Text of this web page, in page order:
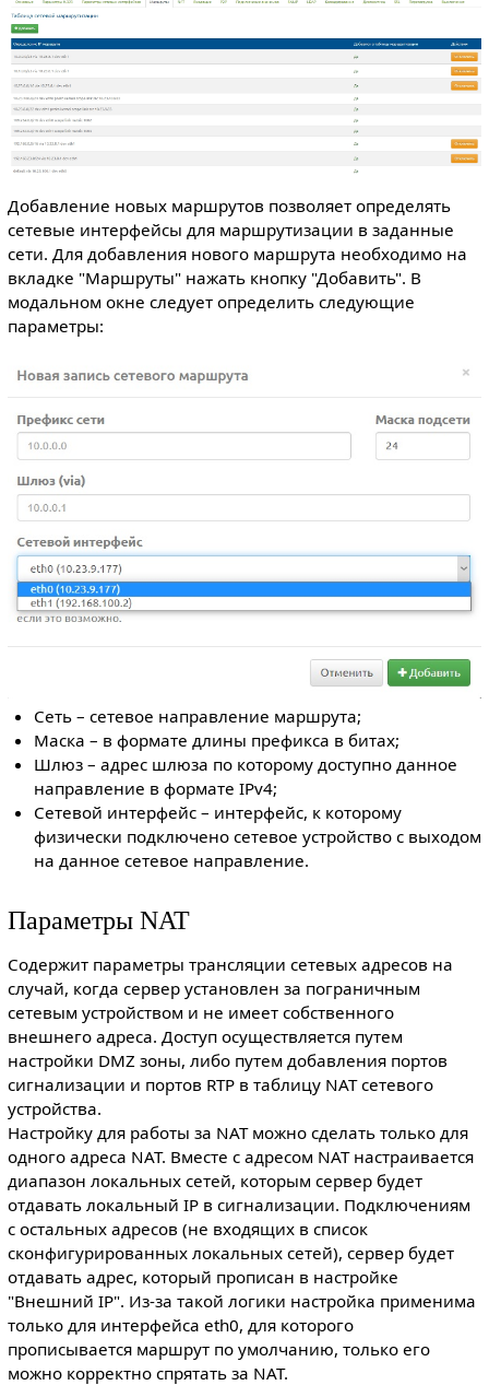
Добавление новых маршрутов позволяет определять
сетевые интерфейсы для маршрутизации в заданные
сети. Для добавления нового маршрута необходимо на
вкладке "Маршруты" нажать кнопку "Добавить". В
модальном окне следует определить следующие
параметры:
Сеть – сетевое направление маршрута;
Маска – в формате длины префикса в битах;
Шлюз – адрес шлюза по которому доступно данное
направление в формате IPv4;
Сетевой интерфейс – интерфейс, к которому
физически подключено сетевое устройство с выходом
на данное сетевое направление.
Параметры NAT
Содержит параметры трансляции сетевых адресов на
случай, когда сервер установлен за пограничным
сетевым устройством и не имеет собственного
внешнего адреса. Доступ осуществляется путем
настройки DMZ зоны, либо путем добавления портов
сигнализации и портов RTP в таблицу NAT сетевого
устройства.
Настройку для работы за NAT можно сделать только для
одного адреса NAT. Вместе с адресом NAT настраивается
диапазон локальных сетей, которым сервер будет
отдавать локальный IP в сигнализации. Подключениям
с остальных адресов (не входящих в список
сконфигурированных локальных сетей), сервер будет
отдавать адрес, который прописан в настройке
"Внешний IP". Из-за такой логики настройка применима
только для интерфейса eth0, для которого
прописывается маршрут по умолчанию, только его
можно корректно спрятать за NAT.